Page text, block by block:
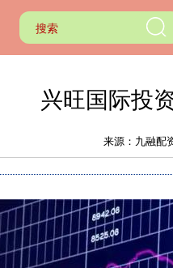
兴旺国际投
来源：九融配